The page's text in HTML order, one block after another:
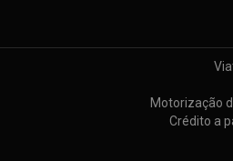
Motorização
Crédito a